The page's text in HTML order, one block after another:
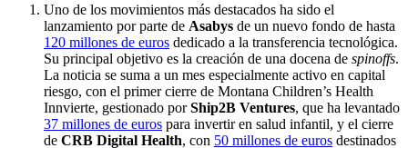
Uno de los movimientos más destacados ha sido el
lanzamiento por parte de Asabys de un nuevo fondo de hasta
120 millones de euros dedicado a la transferencia tecnológica.
Su principal objetivo es la creación de una docena de spinoffs.
La noticia se suma a un mes especialmente activo en capital
riesgo, con el primer cierre de Montana Children’s Health
Innvierte, gestionado porShip2B Ventures, que ha levantado
37 millones de euros para invertir en salud infantil, y el cierre
de CRB Digital Health, con 50 millones de euros destinados